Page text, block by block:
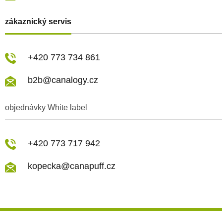
zákaznický servis
objednávky White label
+420 773 734 861
b2b@canalogy.cz
+420 773 717 942
kopecka@canapuff.cz